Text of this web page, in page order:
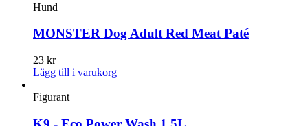
flera
varianter.
olika
alternativen
Hund
MONSTER Dog Adult Red Meat Paté
23 kr
Lägg till i varukorg
Figurant